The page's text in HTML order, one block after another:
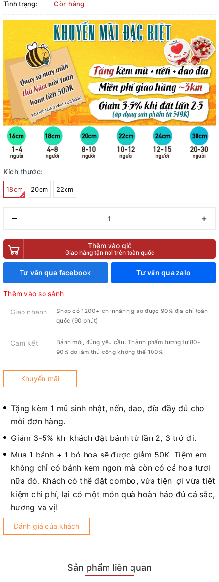
Tình trạng: Còn hàng
Kích thước:
18cm 20cm 22cm
– +
Thêm vào giỏ
Giao hàng tận nơi trên toàn quốc
Tư vấn qua facebook Tư vấn qua zalo
Thêm vào so sánh
Giao nhanh
Shop có 1200+ chi nhánh giao được 90% địa chỉ toàn
quốc (90 phút)
Cam kết
Bánh mới, đúng yêu cầu. Thành phẩm tương tự 80-
90% do làm thủ công không thể 100%
Khuyến mãi
Tặng kèm 1 mũ sinh nhật, nến, dao, đĩa đầy đủ cho
mỗi đơn hàng.
Giảm 3-5% khi khách đặt bánh từ lần 2, 3 trở đi.
Mua 1 bánh + 1 bó hoa sẽ được giảm 50K. Tiệm em
không chỉ có bánh kem ngon mà còn có cả hoa tươi
nữa đó. Khách có thể đặt combo, vừa tiện lợi vừa tiết
kiệm chi phí, lại có một món quà hoàn hảo đủ cả sắc,
hương và vị!
Đánh giá của khách
Sản phẩm liên quan